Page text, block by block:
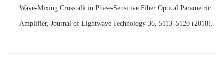
Wave-Mixing Crosstalk in Phase-Sensitive Fiber Optical Parametric
Amplifier, Journal of Lightwave Technology 36, 5113–5120 (2018).